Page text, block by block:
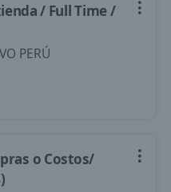
/ Full Time /
PERÚ
o Costos/